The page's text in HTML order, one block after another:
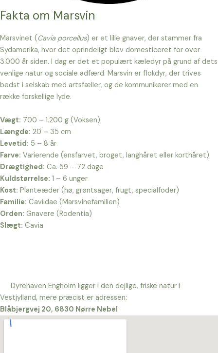
Fakta om Marsvin
Marsvinet (Cavia porcellus) er et lille gnaver, der stammer fra
Sydamerika, hvor det oprindeligt blev domesticeret for over
3.000 år siden. I dag er det et populært kæledyr på grund af dets
venlige natur og sociale adfærd. Marsvin er flokdyr, der trives
bedst i selskab med artsfæller, og de kommunikerer med en
række forskellige lyde.
Vægt: 700 – 1.200 g (Voksen)
Længde: 20 – 35 cm
Levetid: 5 – 8 år
Farve: Varierende (ensfarvet, broget, langhåret eller korthåret)
Drægtighed: Ca. 59 – 72 dage
Kuldstørrelse: 1 – 6 unger
Kost: Planteæder (hø, grøntsager, frugt, specialfoder)
Familie: Caviidae (Marsvinefamilien)
Orden: Gnavere (Rodentia)
Slægt: Cavia
Dyrehaven Engholm ligger i den dejlige, friske natur i
Vestjylland, mere præcist er adressen:
Blåbjergvej 20, 6830 Nørre Nebel